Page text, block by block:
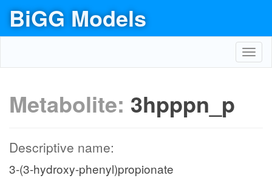
BiGG Models
Metabolite: 3hpppn_p
Descriptive name:
3-(3-hydroxy-phenyl)propionate